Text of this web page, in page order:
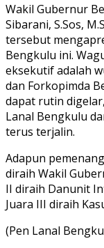
Wakil Gubernur
Sibarani, S.Sos,
tersebut
Bengkulu ini.
eksekutif adalah
dan Forkopimda
dapat rutin
Lanal Bengkulu
terus terjalin.
Adapun
diraih Wakil
II diraih Danunit
Juara III diraih
(Pen Lanal